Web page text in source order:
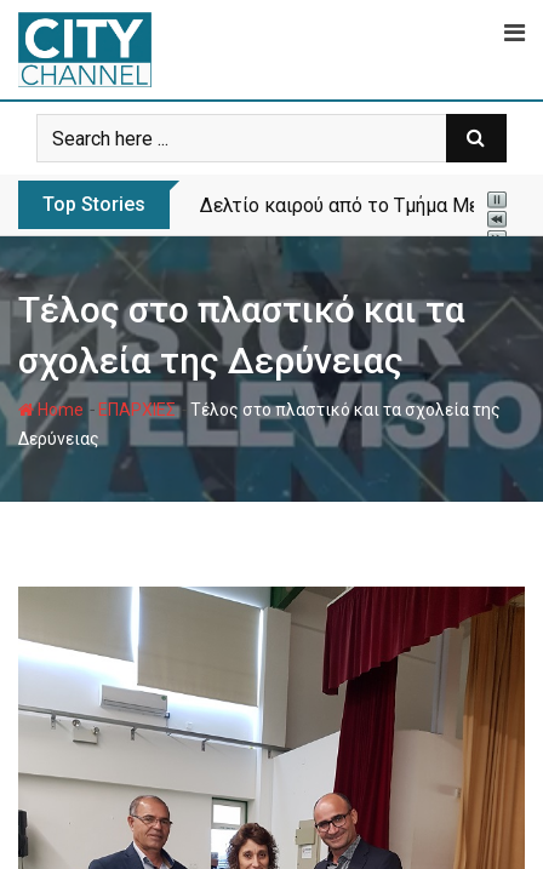
Skip
content
Top Stories Δελτίο καιρού από το Τμήμα
Τέλος στο πλαστικό και τα
σχολεία της Δερύνειας
Home - ΕΠΑΡΧΙΕΣ- Τέλος στο πλαστικό και τα σχολεία της
Δερύνειας